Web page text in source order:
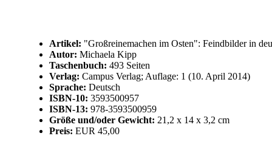
Artikel: "Großreinemachen im Osten": Feindbilder in
Autor: Michaela Kipp
Taschenbuch: 493 Seiten
Verlag: Campus Verlag; Auflage: 1 (10. April 2014)
Sprache: Deutsch
ISBN-10: 3593500957
ISBN-13: 978-3593500959
Größe und/oder Gewicht: 21,2 x 14 x 3,2 cm
Preis: EUR 45,00